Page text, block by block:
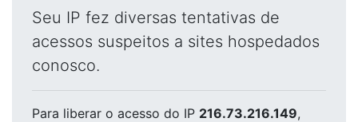
Seu IP fez diversas tentativas de
acessos suspeitos a sites hospedados
conosco.
Para liberar o acesso do IP 216.73.216.149,